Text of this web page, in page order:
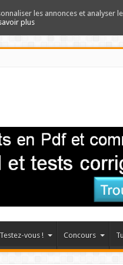
Testez-vous ! Concours
les annonces et
plus